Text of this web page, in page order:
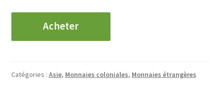
VIETNAM
-
Acheter
Catégories : Asie, Monnaies coloniales, Monnaies étrangères